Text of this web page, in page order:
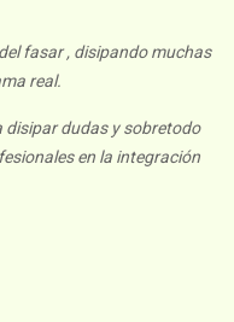
fasar , disipando muchas
real.
disipar dudas y sobretodo
en la integración